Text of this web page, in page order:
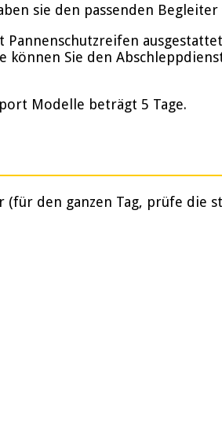
sie den passenden
können Sie den
Modelle beträgt 5 Tage.
(für den ganzen Tag, prüfe die